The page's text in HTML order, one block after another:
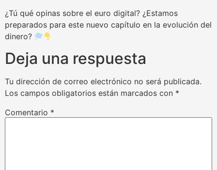
¿Tú qué opinas sobre el euro digital? ¿Estamos
preparados para este nuevo capítulo en la evolución del
dinero?
Deja una respuesta
Tu dirección de correo electrónico no será publicada.
Los campos obligatorios están marcados con *
Comentario *